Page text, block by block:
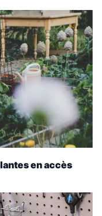
en accès